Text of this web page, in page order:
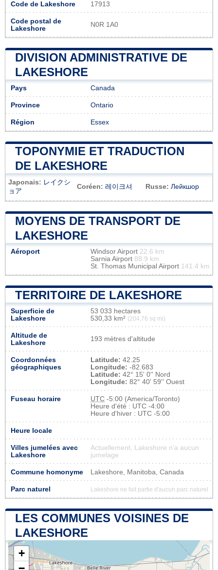
Code de Lakeshore 17913
Code postal de
Lakeshore
N0R 1A0
DIVISION ADMINISTRATIVE DE
LAKESHORE
Pays Canada
Province Ontario
Région Essex
TOPONYMIE ET TRADUCTION
DE LAKESHORE
Japonais: レイクシ
ョア
Coréen: 레이크셔 Russe: Лейкшор
MOYENS DE TRANSPORT DE
LAKESHORE
Aéroport Windsor Airport 22.6 km
Sarnia Airport 88.9 km
St. Thomas Municipal Airport 141.4 km
TERRITOIRE DE LAKESHORE
Superficie de
Lakeshore
53 033 hectares
530,33 km² (204,76 sq mi)
Altitude de
Lakeshore
193 mètres d'altitude
Coordonnées
géographiques
Latitude: 42.25
Longitude: -82.683
Latitude: 42° 15' 0'' Nord
Longitude: 82° 40' 59'' Ouest
Fuseau horaire UTC -5:00 (America/Toronto)
Heure d'été : UTC -4:00
Heure d'hiver : UTC -5:00
Heure locale
Villes jumelées avec
Lakeshore
Actuellement, Lakeshore n'a aucun
jumelage
Commune homonyme Lakeshore, Manitoba, Canada
Parc naturel Lakeshore ne fait partie d'aucun parc naturel
LES COMMUNES VOISINES DE
LAKESHORE
+